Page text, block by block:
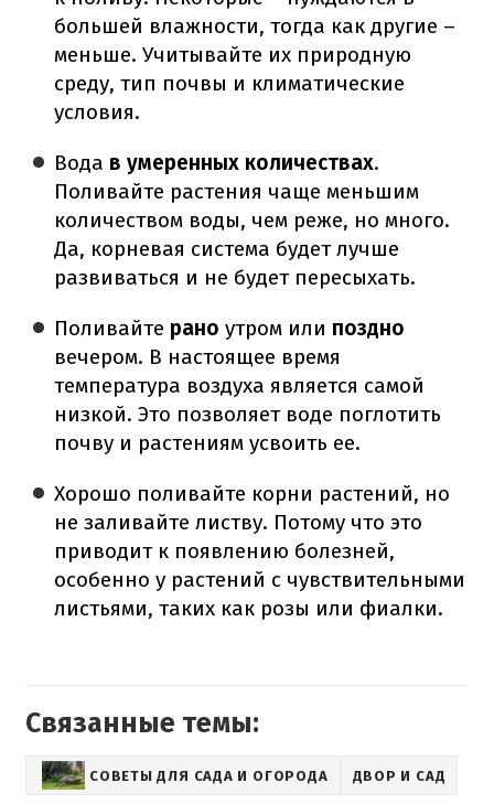
большей влажности, тогда как другие –
меньше. Учитывайте их природную
среду, тип почвы и климатические
условия.
Вода в умеренных количествах.
Поливайте растения чаще меньшим
количеством воды, чем реже, но много.
Да, корневая система будет лучше
развиваться и не будет пересыхать.
Поливайте рано утром или поздно
вечером. В настоящее время
температура воздуха является самой
низкой. Это позволяет воде поглотить
почву и растениям усвоить ее.
Хорошо поливайте корни растений, но
не заливайте листву. Потому что это
приводит к появлению болезней,
особенно у растений с чувствительными
листьями, таких как розы или фиалки.
Связанные темы:
СОВЕТЫ ДЛЯ САДА И ОГОРОДА ДВОР И САД